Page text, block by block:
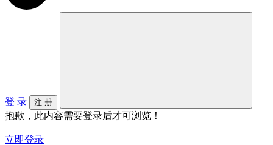
登 录 注 册
抱歉，此内容需要登录后才可浏览！
立即登录